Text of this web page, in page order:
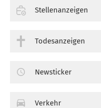
Stellenanzeigen
Todesanzeigen
Newsticker
Verkehr